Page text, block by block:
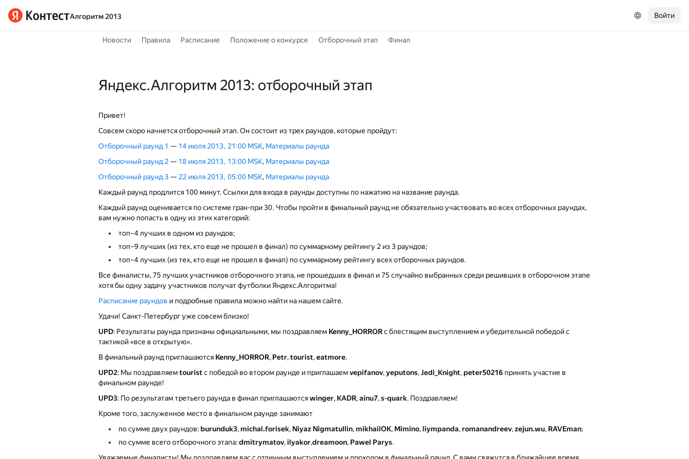
Алгоритм 2013 Войти
Новости Правила Расписание Положение о конкурсе Отборочный этап Финал
Яндекс.Алгоритм 2013: отборочный этап
Привет!
Совсем скоро начнется отборочный этап. Он состоит из трех раундов, которые пройдут:
Отборочный раунд 1 — 14 июля 2013, 21:00 MSK, Материалы раунда
Отборочный раунд 2 — 18 июля 2013, 13:00 MSK, Материалы раунда
Отборочный раунд 3—22 июля 2013, 05:00 MSK, Материалы раунда
Каждый раунд продлится 100 минут. Ссылки для входа в раунды доступны по нажатию на название раунда.
Каждый раунд оценивается по системе гран-при 30. Чтобы пройти в финальный раунд не обязательно участвовать во всех отборочных раундах,
вам нужно попасть в одну из этих категорий:
топ–4 лучших в одном из раундов;
топ–9 лучших (из тех, кто еще не прошел в финал) по суммарному рейтингу 2 из 3 раундов;
топ–4 лучших (из тех, кто еще не прошел в финал) по суммарному рейтингу всех отборочных раундов.
Все финалисты, 75 лучших участников отборочного этапа, не прошедших в финал и 75 случайно выбранных среди решивших в отборочном этапе
хотя бы одну задачу участников получат футболки Яндекс.Алгоритма!
Расписание раундов и подробные правила можно найти на нашем сайте.
Удачи! Санкт-Петербург уже совсем близко!
UPD: Результаты раунда признаны официальными, мы поздравляем Kenny_HORRORс блестящим выступлением и убедительной победой с
тактикой «все в открытую».
В финальный раунд приглашаются Kenny_HORROR, Petr,tourist,eatmore.
UPD2: Мы поздравляемtouristс победой во втором раунде и приглашаемvepifanov,yeputons,Jedi_Knight,peter50216 принять участие в
финальном раунде!
UPD3: По результатам третьего раунда в финал приглашаютсяwinger, KADR,ainu7,s-quark. Поздравляем!
Кроме того, заслуженное место в финальном раунде занимают
по сумме двух раундов:burunduk3,michal.forisek, Niyaz Nigmatullin,mikhailOK, Mimino,liympanda,romanandreev,zejun.wu, RAVEman;
по сумме всего отборочного этапа:dmitrymatov,ilyakor,dreamoon, Pawel Parys.